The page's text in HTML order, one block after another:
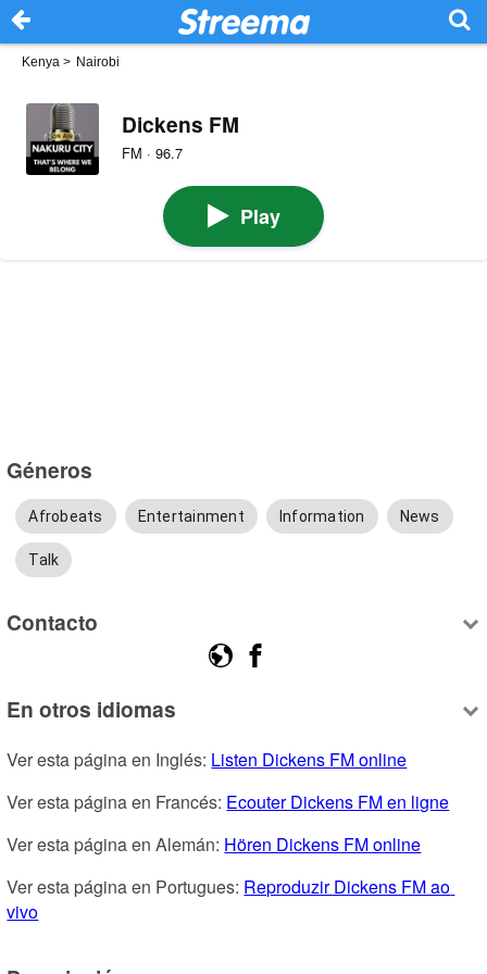
Kenya > Nairobi
Dickens FM
FM · 96.7
Play
Géneros
Afrobeats Entertainment Information News
Talk
Contacto
En otros idiomas
Ver esta página en Inglés: Listen Dickens FM online
Ver esta página en Francés: Ecouter Dickens FM en ligne
Ver esta página en Alemán: Hören Dickens FM online
Ver esta página en Portugues: Reproduzir Dickens FM ao
vivo